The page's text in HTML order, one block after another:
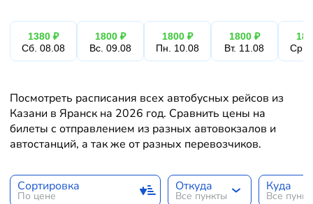
1380 ₽
Сб. 08.08
1800 ₽
Вс. 09.08
1800 ₽
Пн. 10.08
1800 ₽
Вт. 11.08
Ср.
Посмотреть расписания всех автобусных рейсов из
Казани в Яранск на 2026 год. Сравнить цены на
билеты с отправлением из разных автовокзалов и
автостанций, а так же от разных перевозчиков.
Сортировка
По цене
Откуда
Все пункты
Куда
Все